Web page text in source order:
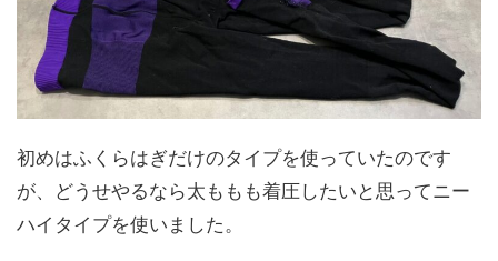
初めはふくらはぎだけのタイプを使っていたのです
が、どうせやるなら太ももも着圧したいと思ってニー
ハイタイプを使いました。